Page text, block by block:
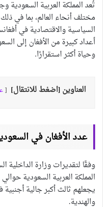
تُعد المملكة العربية السعودية
مختلف أنحاء العالم، بما في
السياسية والاقتصادية في
أعداد كبيرة من الأفغان إلى
وحياة أكثر استقرارًا.
العناوين [اضغط للانتقال]
عدد الأفغان في السعودية
وفقًا لتقديرات وزارة الداخلية
يجعلهم ثالث أكبر جالية أجنبية
والهندية.